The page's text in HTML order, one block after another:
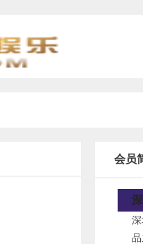
会员